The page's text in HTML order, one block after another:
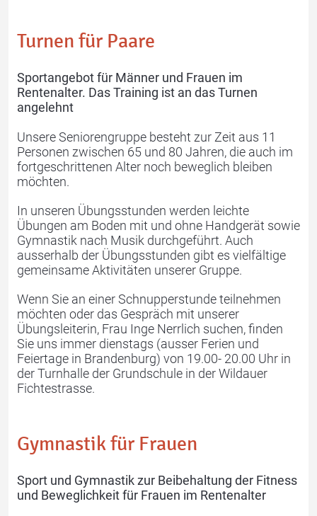
Turnen Jugger
Cheerleading Der Verein
Kontakt
Turnen für Paare
Sportangebot für Männer und Frauen im
Rentenalter. Das Training ist an das Turnen
angelehnt
Unsere Seniorengruppe besteht zur Zeit aus 11
Personen zwischen 65 und 80 Jahren, die auch im
fortgeschrittenen Alter noch beweglich bleiben
möchten.
In unseren Übungsstunden werden leichte
Übungen am Boden mit und ohne Handgerät sowie
Gymnastik nach Musik durchgeführt. Auch
ausserhalb der Übungsstunden gibt es vielfältige
gemeinsame Aktivitäten unserer Gruppe.
Wenn Sie an einer Schnupperstunde teilnehmen
möchten oder das Gespräch mit unserer
Übungsleiterin, Frau Inge Nerrlich suchen, finden
Sie uns immer dienstags (ausser Ferien und
Feiertage in Brandenburg) von 19.00- 20.00 Uhr in
der Turnhalle der Grundschule in der Wildauer
Fichtestrasse.
Gymnastik für Frauen
Sport und Gymnastik zur Beibehaltung der Fitness
und Beweglichkeit für Frauen im Rentenalter